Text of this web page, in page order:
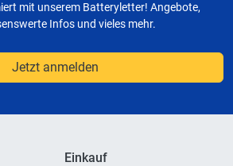
mit unserem Batteryletter! Angebote,
Infos und vieles mehr.
Jetzt anmelden
Einkauf